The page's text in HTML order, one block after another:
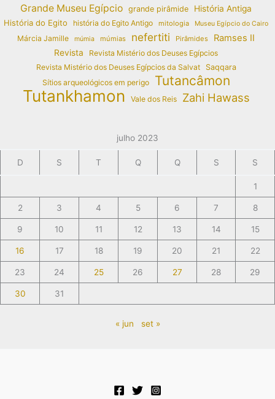
Grande Museu Egípcio grande pirâmide
História Antiga
História do Egito
história do Egito Antigo mitologia Museu Egípcio do Cairo
Márcia Jamille múmia múmias nefertiti Pirâmides Ramses II
Revista
Revista Mistério dos Deuses Egípcios
Revista Mistério dos Deuses Egípcios da Salvat
Saqqara
Sítios arqueológicos em perigo
Tutancâmon
Tutankhamon Vale dos Reis Zahi Hawass
julho 2023
D S T Q Q S S
1
2 3 4 5 6 7 8
9 10 11 12 13 14 15
16 17 18 19 20 21 22
23 24 25 26 27 28 29
30 31
« jun set »